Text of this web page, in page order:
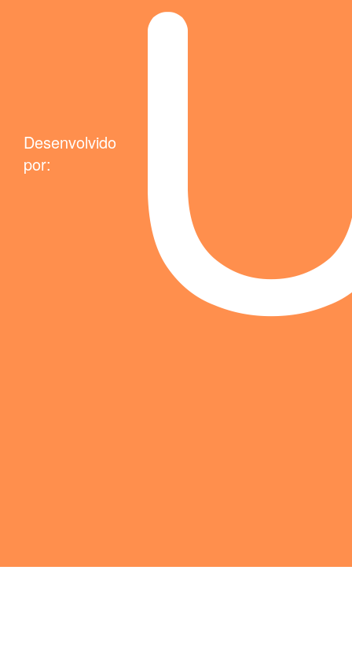
Desenvolvido
por: